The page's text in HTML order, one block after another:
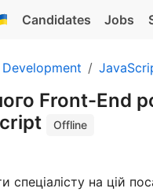
Candidates Jobs
Development
Front-End
Offline
спеціалісту на цій